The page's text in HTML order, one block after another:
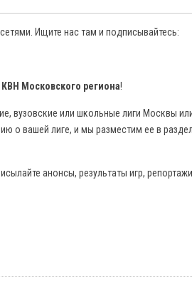
Ищите нас там и подписывайтесь:
Московского региона!
вузовские или школьные лиги Москвы
о вашей лиге, и мы разместим ее в
анонсы, результаты игр,